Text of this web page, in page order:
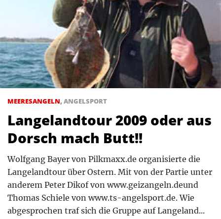
MEERESANGELN, ANGELSPORT
Langelandtour 2009 oder aus
Dorsch mach Butt!!
Wolfgang Bayer von Pilkmaxx.de organisierte die
Langelandtour über Ostern. Mit von der Partie unter
anderem Peter Dikof von www.geizangeln.deund
Thomas Schiele von www.ts-angelsport.de. Wie
abgesprochen traf sich die Gruppe auf Langeland...